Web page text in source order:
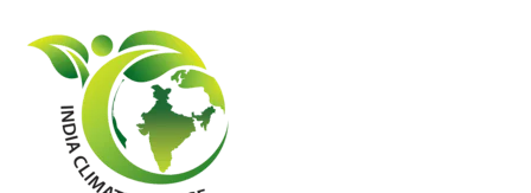
content